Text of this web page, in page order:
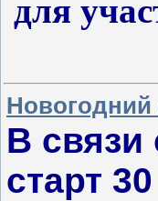
для
Новогодний
В связи
старт